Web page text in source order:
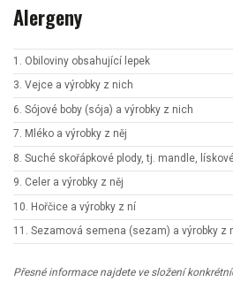
Alergeny
1. Obiloviny obsahující lepek
3. Vejce a výrobky z nich
6. Sójové boby (sója) a výrobky z nich
7. Mléko a výrobky z něj
8. Suché skořápkové plody, tj. mandle,
9. Celer a výrobky z něj
10. Hořčice a výrobky z ní
11. Sezamová semena (sezam) a výrobky z
Přesné informace najdete ve složení